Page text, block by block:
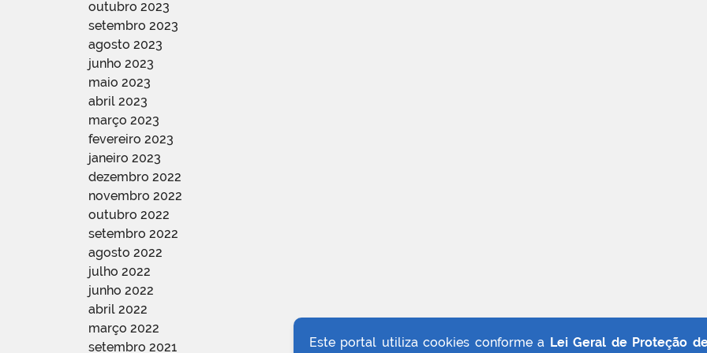
Este portal utiliza cookies conforme a Lei Geral de Proteção
outubro 2023
setembro 2023
agosto 2023
junho 2023
maio 2023
abril 2023
março 2023
fevereiro 2023
janeiro 2023
dezembro 2022
novembro 2022
outubro 2022
setembro 2022
agosto 2022
julho 2022
junho 2022
abril 2022
março 2022
setembro 2021